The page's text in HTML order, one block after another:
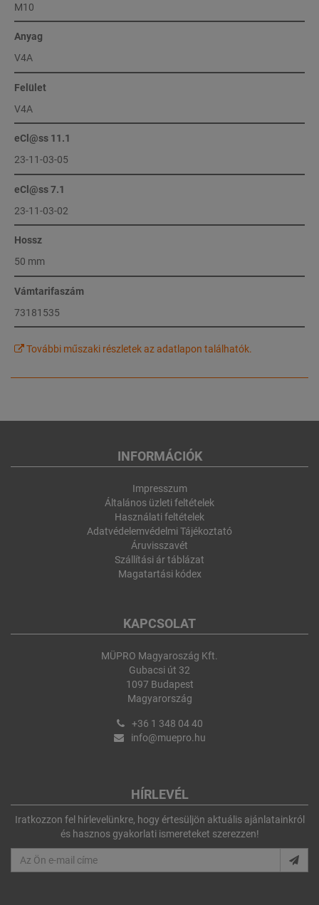
M10
Anyag
V4A
Felület
V4A
eCl@ss 11.1
23-11-03-05
eCl@ss 7.1
23-11-03-02
Hossz
50 mm
Vámtarifaszám
73181535
További műszaki részletek az adatlapon találhatók.
INFORMÁCIÓK
Impresszum
Általános üzleti feltételek
Használati feltételek
Adatvédelemvédelmi Tájékoztató
Áruvisszavét
Szállítási ár táblázat
Magatartási kódex
KAPCSOLAT
MÜPRO Magyaroszág Kft.
Gubacsi út 32
1097 Budapest
Magyarország
+36 1 348 04 40
info@muepro.hu
HÍRLEVÉL
Iratkozzon fel hírlevelünkre, hogy értesüljön aktuális ajánlatainkról
és hasznos gyakorlati ismereteket szerezzen!